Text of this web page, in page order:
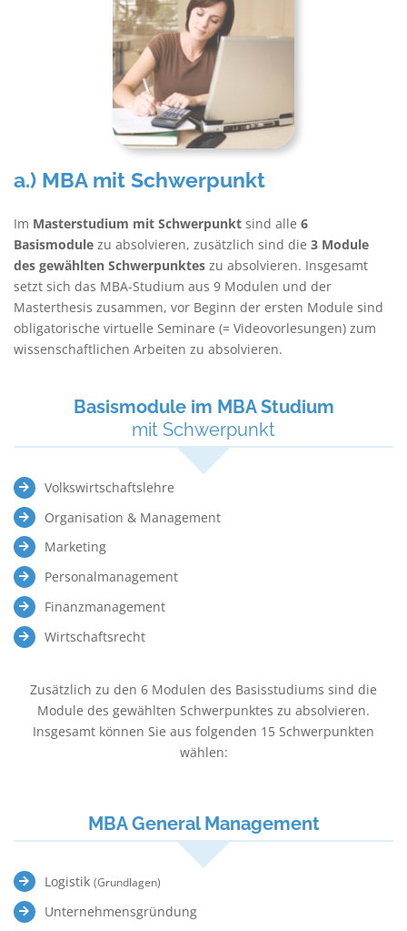
a.) MBA mit Schwerpunkt
Im Masterstudium mit Schwerpunkt sind alle 6
Basismodule zu absolvieren, zusätzlich sind die 3 Module
des gewählten Schwerpunktes zu absolvieren. Insgesamt
setzt sich das MBA-Studium aus 9 Modulen und der
Masterthesis zusammen, vor Beginn der ersten Module sind
obligatorische virtuelle Seminare (= Videovorlesungen) zum
wissenschaftlichen Arbeiten zu absolvieren.
Basismodule im MBA Studium
mit Schwerpunkt
Volkswirtschaftslehre
Organisation & Management
Marketing
Personalmanagement
Finanzmanagement
Wirtschaftsrecht
Zusätzlich zu den 6 Modulen des Basisstudiums sind die
Module des gewählten Schwerpunktes zu absolvieren.
Insgesamt können Sie aus folgenden 15 Schwerpunkten
wählen:
MBA General Management
Logistik (Grundlagen)
Unternehmensgründung